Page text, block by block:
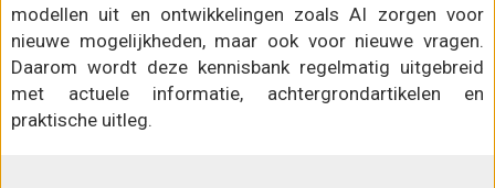
modellen uit en ontwikkelingen zoals AI zorgen voor
nieuwe mogelijkheden, maar ook voor nieuwe vragen.
Daarom wordt deze kennisbank regelmatig uitgebreid
met actuele informatie, achtergrondartikelen en
praktische uitleg.